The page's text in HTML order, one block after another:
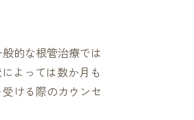
的な根管治療では
よっては数か月も
ける際のカウンセ